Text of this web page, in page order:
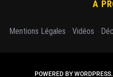
A
Mentions Légales Vidéos
POWERED BY WORDPRESS.